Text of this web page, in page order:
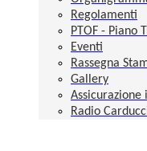
Regolamenti
PTOF - Piano
Eventi
Rassegna
Gallery
Radio